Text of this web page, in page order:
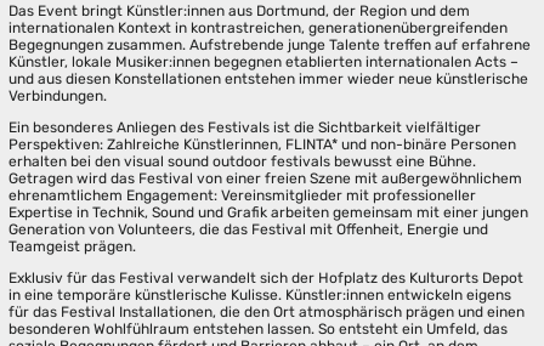
Das Event bringt Künstler:innen aus Dortmund, der Region und dem
internationalen Kontext in kontrastreichen, generationenübergreifenden
Begegnungen zusammen. Aufstrebende junge Talente treffen auf erfahrene
Künstler, lokale Musiker:innen begegnen etablierten internationalen Acts –
und aus diesen Konstellationen entstehen immer wieder neue künstlerische
Verbindungen.
Ein besonderes Anliegen des Festivals ist die Sichtbarkeit vielfältiger
Perspektiven: Zahlreiche Künstlerinnen, FLINTA* und non-binäre Personen
erhalten bei den visual sound outdoor festivals bewusst eine Bühne.
Getragen wird das Festival von einer freien Szene mit außergewöhnlichem
ehrenamtlichem Engagement: Vereinsmitglieder mit professioneller
Expertise in Technik, Sound und Grafik arbeiten gemeinsam mit einer jungen
Generation von Volunteers, die das Festival mit Offenheit, Energie und
Teamgeist prägen.
Exklusiv für das Festival verwandelt sich der Hofplatz des Kulturorts Depot
in eine temporäre künstlerische Kulisse. Künstler:innen entwickeln eigens
für das Festival Installationen, die den Ort atmosphärisch prägen und einen
besonderen Wohlfühlraum entstehen lassen. So entsteht ein Umfeld, das